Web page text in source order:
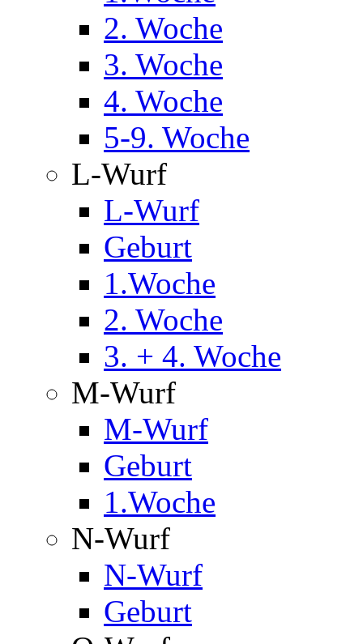
2. Woche
3. Woche
4. Woche
5-9. Woche
L-Wurf
L-Wurf
Geburt
1.Woche
2. Woche
3. + 4. Woche
M-Wurf
M-Wurf
Geburt
1.Woche
N-Wurf
N-Wurf
Geburt